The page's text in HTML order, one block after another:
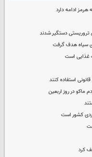
هرمز ادامه دارد
غذایی است
استفاده کنند
در روز اربعین
کشور است
کرد